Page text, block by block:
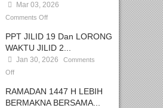
Mar 03, 2026
Comments Off
PPT JILID 19 Dan LORONG
WAKTU JILID 2...
Jan 30, 2026
Comments
Off
RAMADAN 1447 H LEBIH
BERMAKNA BERSAMA...